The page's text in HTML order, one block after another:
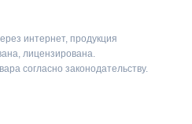
интернет, продукция
лицензирована.
согласно законодательству.